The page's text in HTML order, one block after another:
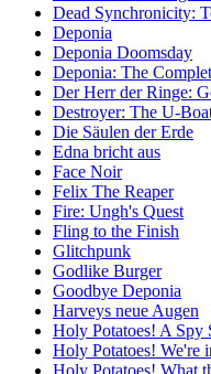
Dead Synchronicity:
Deponia
Deponia Doomsday
Deponia: The
Der Herr der Ringe:
Destroyer: The U-
Die Säulen der Erde
Edna bricht aus
Face Noir
Felix The Reaper
Fire: Ungh's Quest
Fling to the Finish
Glitchpunk
Godlike Burger
Goodbye Deponia
Harveys neue Augen
Holy Potatoes! A Spy
Holy Potatoes! We're
Holy Potatoes! What